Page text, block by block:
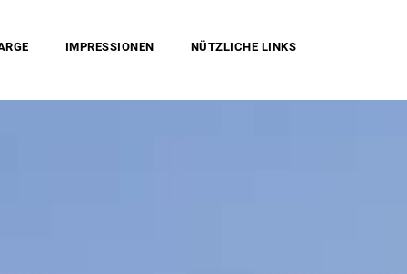
IMPRESSIONEN NÜTZLICHE LINKS